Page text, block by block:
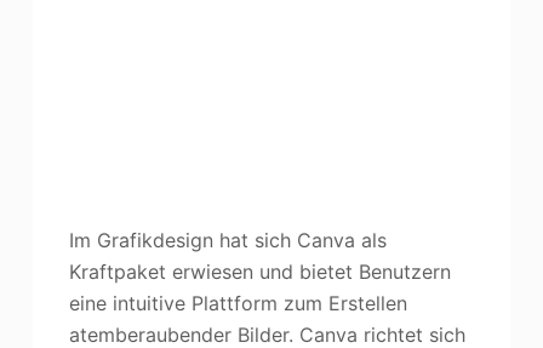
Im Grafikdesign hat sich Canva als
Kraftpaket erwiesen und bietet Benutzern
eine intuitive Plattform zum Erstellen
atemberaubender Bilder. Canva richtet sich